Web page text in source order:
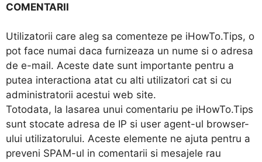
COMENTARII
Utilizatorii care aleg sa comenteze pe iHowTo.Tips, o
pot face numai daca furnizeaza un nume si o adresa
de e-mail. Aceste date sunt importante pentru a
putea interactiona atat cu alti utilizatori cat si cu
administratorii acestui web site.
Totodata, la lasarea unui comentariu pe iHowTo.Tips
sunt stocate adresa de IP si user agent-ul browser-
ului utilizatorului. Aceste elemente ne ajuta pentru a
preveni SPAM-ul in comentarii si mesajele rau